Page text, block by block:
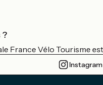
?
France Vélo Tourisme
Instagram